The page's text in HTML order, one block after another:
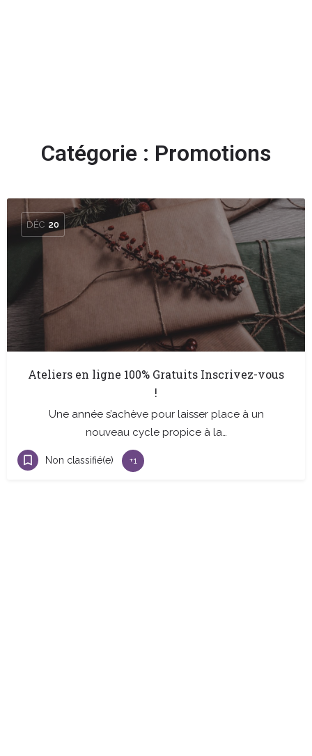
Catégorie : Promotions
DÉC 20
Ateliers en ligne 100% Gratuits Inscrivez-vous
!
Une année s’achève pour laisser place à un
nouveau cycle propice à la…
Non classifié(e) +1